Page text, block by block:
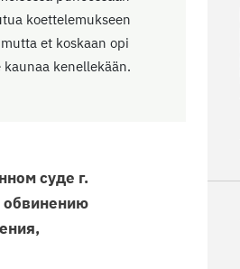
koettelemukseen
et koskaan opi
kenellekään.
суде г.
обвинению